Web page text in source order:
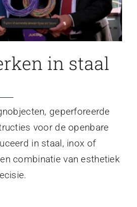
in staal
geperforeerde
voor de openbare
in staal, inox of
combinatie van esthetiek